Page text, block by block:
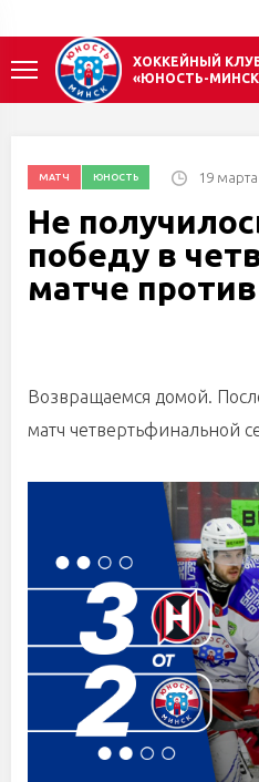
ХОККЕЙНЫЙ
«ЮНОСТЬ-
МАТЧ ЮНОСТЬ 19
Не
победу в
матче
Возвращаемся домой.
матч четвертьфинальной